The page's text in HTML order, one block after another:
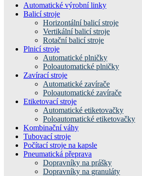
Automatické výrobní linky
Balicí stroje
Horizontální balicí stroje
Vertikální balicí stroje
Rotační balicí stroje
Plnicí stroje
Automatické plničky
Poloautomatické plničky
Zavírací stroje
Automatické zavírače
Poloautomatické zavírače
Etiketovací stroje
Automatické etiketovačky
Poloautomatické etiketovačky
Kombinační váhy
Tubovací stroje
Počítací stroje na kapsle
Pneumatická přeprava
Dopravníky na prášky
Dopravníky na granuláty